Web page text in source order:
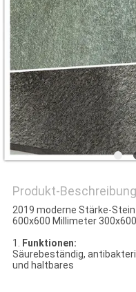
Produkt-Beschreibung
2019 moderne Stärke-
600x600 Millimeter
1. Funktionen:
Säurebeständig,
und haltbares